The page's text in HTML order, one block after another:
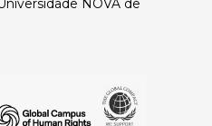
NOVA de